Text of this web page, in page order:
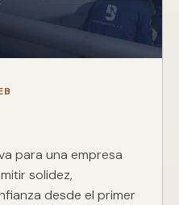
para una empresa
solidez,
desde el primer